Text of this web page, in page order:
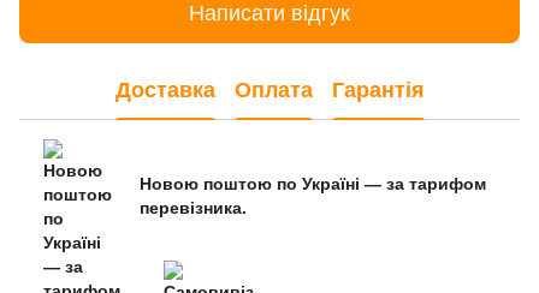
Написати відгук
Доставка Оплата Гарантія
Новою поштою по Україні — за тарифом
перевізника.